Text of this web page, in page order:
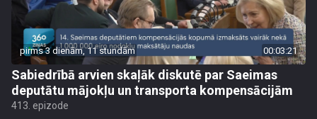
pirms 3 dienām, 11 stundām 00:03:21
Sabiedrībā arvien skaļāk diskutē par Saeimas
deputātu mājokļu un transporta kompensācijām
413. epizode